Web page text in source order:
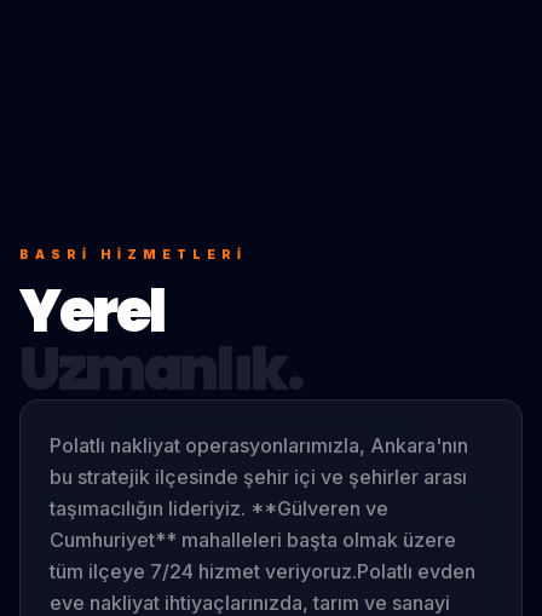
BASRI HIZMETLERI
Yerel
Uzmanlık.
Polatlı nakliyat operasyonlarımızla, Ankara'nın
bu stratejik ilçesinde şehir içi ve şehirler arası
taşımacılığın lideriyiz. **Gülveren ve
Cumhuriyet** mahalleleri başta olmak üzere
tüm ilçeye 7/24 hizmet veriyoruz.Polatlı evden
eve nakliyat ihtiyaçlarınızda, tarım ve sanayi